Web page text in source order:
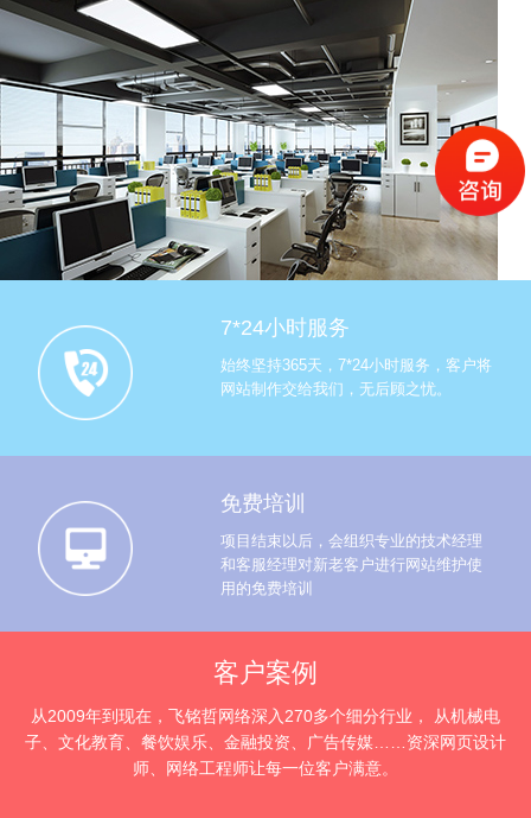
7*24小时服务
始终坚持365天，7*24小时服务，客户将
网站制作交给我们，无后顾之忧。
免费培训
项目结束以后，会组织专业的技术经理
和客服经理对新老客户进行网站维护使
用的免费培训
客户案例
从2009年到现在，飞铭哲网络深入270多个细分行业， 从机械电
子、文化教育、餐饮娱乐、金融投资、广告传媒……资深网页设计
师、网络工程师让每一位客户满意。